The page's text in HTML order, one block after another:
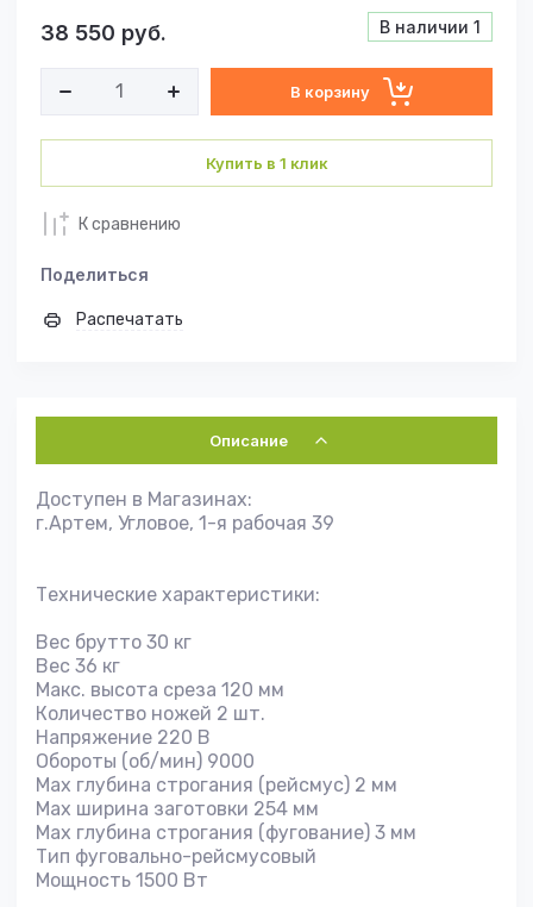
В наличии 1
38 550 руб.
В корзину
Купить в 1 клик
К сравнению
Поделиться
Распечатать
Описание
Доступен в Магазинах:
г.Артем, Угловое, 1-я рабочая 39
Технические характеристики:
Вес брутто 30 кг
Вес 36 кг
Макс. высота среза 120 мм
Количество ножей 2 шт.
Напряжение 220 В
Обороты (об/мин) 9000
Max глубина строгания (рейсмус) 2 мм
Max ширина заготовки 254 мм
Max глубина строгания (фугование) 3 мм
Тип фуговально-рейсмусовый
Мощность 1500 Вт